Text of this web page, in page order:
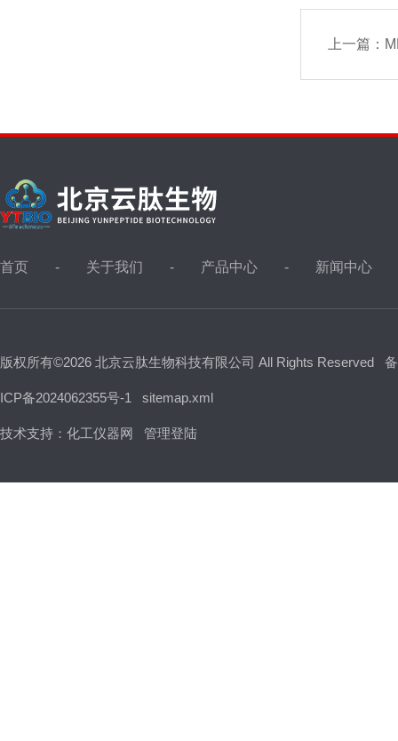
上一篇：
首页 关于我们 产品中心 新闻中心
版权所有©2026 北京云肽生物科技有限公司 All Rights Reserved
ICP备2024062355号-1 sitemap.xml
技术支持： 化工仪器网 管理登陆